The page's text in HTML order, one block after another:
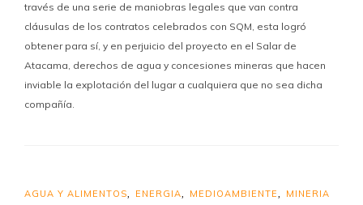
través de una serie de maniobras legales que van contra
cláusulas de los contratos celebrados con SQM, esta logró
obtener para sí, y en perjuicio del proyecto en el Salar de
Atacama, derechos de agua y concesiones mineras que hacen
inviable la explotación del lugar a cualquiera que no sea dicha
compañía.
AGUA Y ALIMENTOS ENERGIA MEDIOAMBIENTE MINERIA